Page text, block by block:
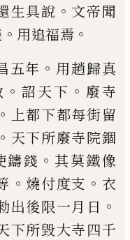
生具說 。 文帝聞
。 用追福焉 。
五年 。 用趙歸真
。 詔天下 。 廢寺
。 上都下都每街留
。 天下所廢寺院錮
鑄錢 。其莫鐵像
。 燒付度支 。 衣
出後限一月日 。
下所毀大寺四千